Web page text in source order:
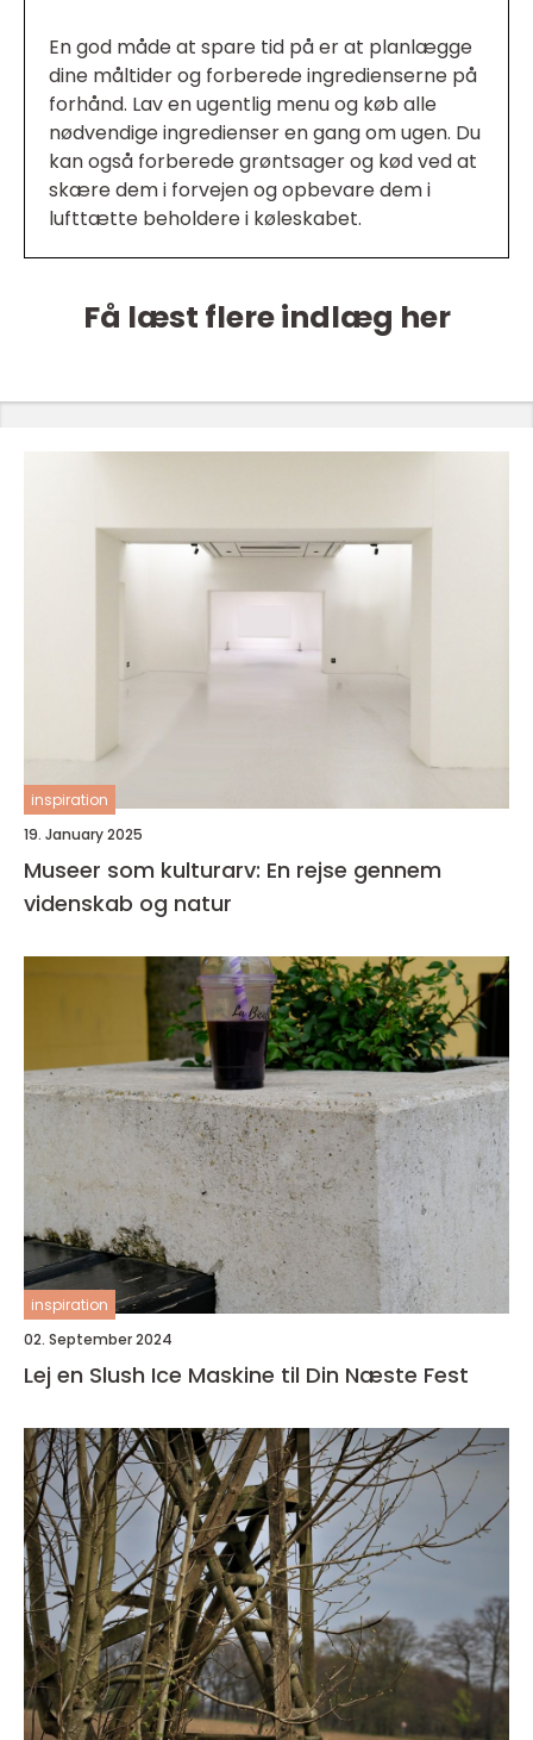
En god måde at spare tid på er at planlægge
dine måltider og forberede ingredienserne på
forhånd. Lav en ugentlig menu og køb alle
nødvendige ingredienser en gang om ugen. Du
kan også forberede grøntsager og kød ved at
skære dem i forvejen og opbevare dem i
lufttætte beholdere i køleskabet.
Få læst flere indlæg her
inspiration
19. January 2025
Museer som kulturarv: En rejse gennem
videnskab og natur
inspiration
02. September 2024
Lej en Slush Ice Maskine til Din Næste Fest